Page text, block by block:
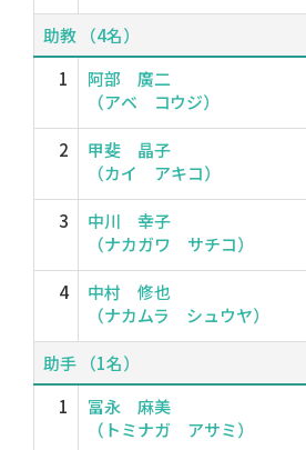
助教 （4名）
1
阿部 廣二
（アベ コウジ）
2
甲斐 晶子
（カイ アキコ）
3
中川 幸子
（ナカガワ サチコ）
4
中村 修也
（ナカムラ シュウヤ）
助手 （1名）
1
冨永 麻美
（トミナガ アサミ）